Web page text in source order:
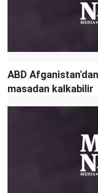
ABD
masadan kalkabilir